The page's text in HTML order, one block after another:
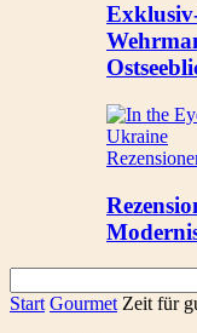
Start Gourmet Zeit für